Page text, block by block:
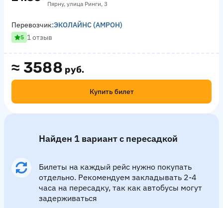
Пярну, улица Ринги, 3
≈ 3588 руб.
Купить билет
Перевозчик:ЭКОЛАЙНС (АМРОН)
5 1 отзыв
Найден 1 вариант с пересадкой
Билеты на каждый рейс нужно покупать
отдельно. Рекомендуем закладывать 2-4
часа на пересадку, так как автобусы могут
задерживаться